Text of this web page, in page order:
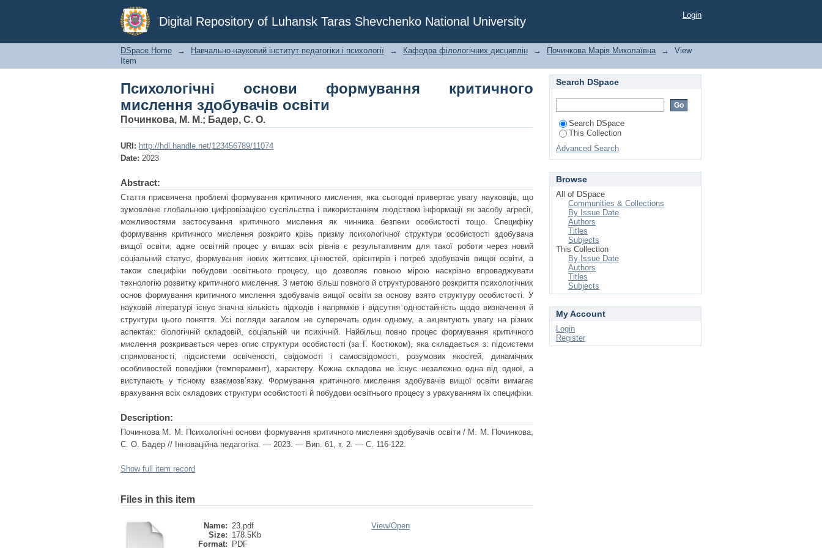
Digital Repository of Luhansk Taras Shevchenko National University
Психологічні основи формування критичного мислення здобувачів освіти Login
DSpace Home → Навчально-науковий інститут педагогіки і психології → Кафедра філологічних дисциплін → Починкова Марія Миколаївна →
View
Item
Психологічні основи формування критичного
мислення здобувачів освіти
Починкова, М. М.; Бадер, С. О.
URI: http://hdl.handle.net/123456789/11074
Date: 2023
Abstract:
Стаття присвячена проблемі формування критичного мислення, яка сьогодні привертає увагу науковців, що
зумовлене глобальною цифровізацією суспільства і використанням людством інформації як засобу агресії,
можливостями застосування критичного мислення як чинника безпеки особистості тощо. Специфіку
формування критичного мислення розкрито крізь призму психологічної структури особистості здобувача
вищої освіти, адже освітній процес у вишах всіх рівнів є результативним для такої роботи через новий
соціальний статус, формування нових життєвих цінностей, орієнтирів і потреб здобувачів вищої освіти, а
також специфіки побудови освітнього процесу, що дозволяє повною мірою наскрізно впроваджувати
технологію розвитку критичного мислення. З метою більш повного й структурованого розкриття психологічних
основ формування критичного мислення здобувачів вищої освіти за основу взято структуру особистості. У
науковій літературі існує значна кількість підходів і напрямків і відсутня одностайність щодо визначення й
структури цього поняття. Усі погляди загалом не суперечать один одному, а акцентують увагу на різних
аспектах: біологічній складовій, соціальній чи психічній. Найбільш повно процес формування критичного
мислення розкривається через опис структури особистості (за Г. Костюком), яка складається з: підсистеми
спрямованості, підсистеми освіченості, свідомості і самосвідомості, розумових якостей, динамічних
особливостей поведінки (темперамент), характеру. Кожна складова не існує незалежно одна від одної, а
виступають у тісному взаємозв’язку. Формування критичного мислення здобувачів вищої освіти вимагає
врахування всіх складових структури особистості й побудови освітнього процесу з урахуванням їх специфіки.
Description:
Починкова М. М. Психологічні основи формування критичного мислення здобувачів освіти / М. М. Починкова,
С. О. Бадер // Інноваційна педагогіка. — 2023. — Вип. 61, т. 2. — С. 116-122.
Show full item record
Files in this item
Name: 23.pdf
Size: 178.5Kb
Format:
PDF
View/Open
Search DSpace
Search DSpace
This Collection
Advanced Search
Browse
All of DSpace
Communities & Collections
By Issue Date
Authors
Titles
Subjects
This Collection
By Issue Date
Authors
Titles
Subjects
My Account
Login
Register